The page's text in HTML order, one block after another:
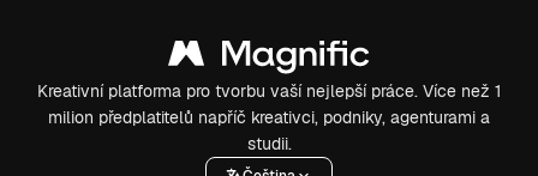
Kreativní platforma pro tvorbu vaší nejlepší práce. Více než 1
milion předplatitelů napříč kreativci, podniky, agenturami a
studii.